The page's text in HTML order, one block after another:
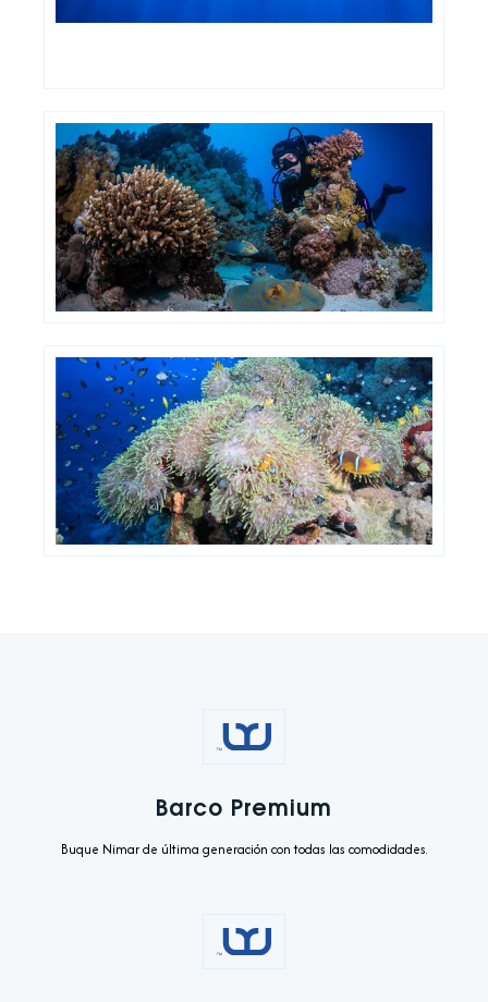
Barco Premium
Buque Nimar de última generación con todas las comodidades.